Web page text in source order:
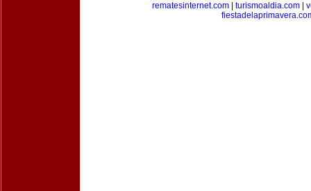
rematesinternet.com| turismoaldia.com|